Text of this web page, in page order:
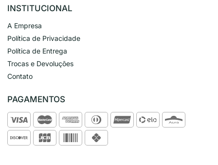
INSTITUCIONAL
A Empresa
Política de Privacidade
Política de Entrega
Trocas e Devoluções
Contato
PAGAMENTOS